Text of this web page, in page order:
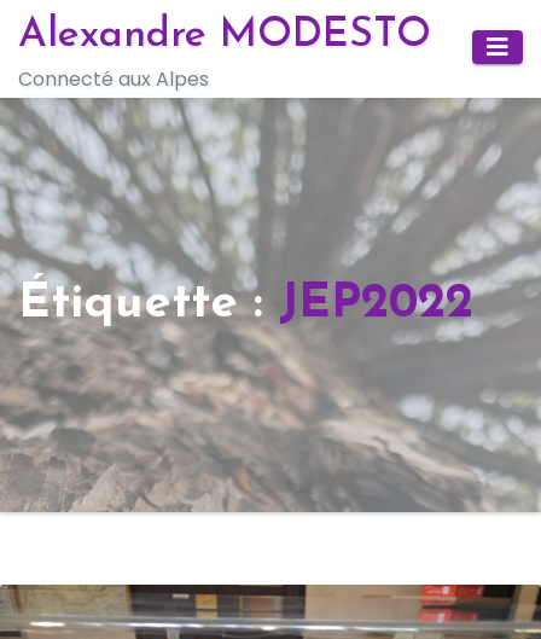
Skip
content
Alexandre MODESTO
Connecté aux Alpes
Étiquette : JEP2022